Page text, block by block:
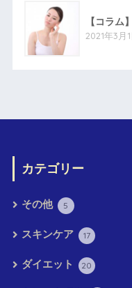
【コラ
2021年3月1
カテゴリー
その他 5
スキンケア 17
ダイエット 20